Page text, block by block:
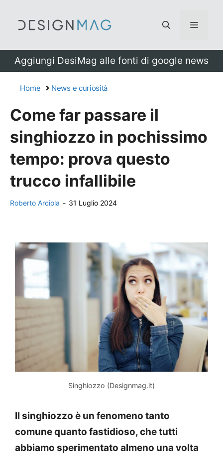
Menu
Aggiungi DesiMag alle fonti di google news
Home News e curiosità
Come far passare il
singhiozzo in pochissimo
tempo: prova questo
trucco infallibile
Roberto Arciola - 31 Luglio 2024
Singhiozzo (Designmag.it)
Il singhiozzo è un fenomeno tanto
comune quanto fastidioso, che tutti
abbiamo sperimentato almeno una volta